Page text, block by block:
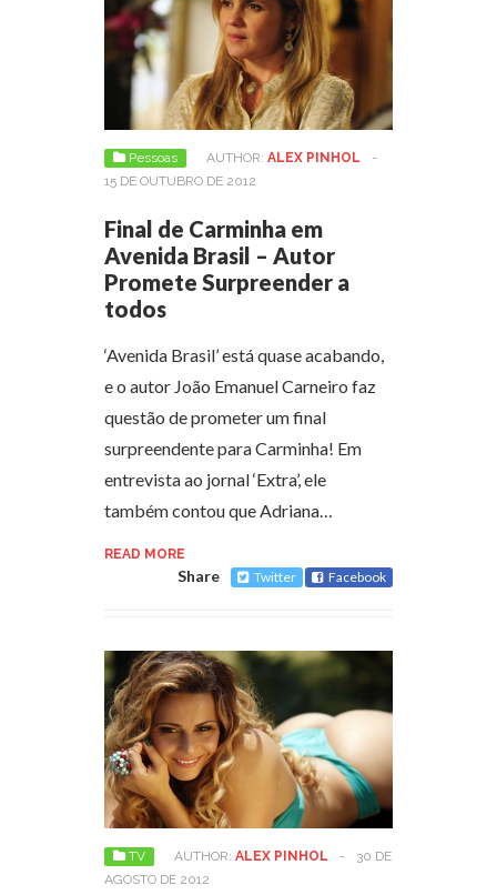
Pessoas AUTHOR: ALEX PINHOL
-
15 DE OUTUBRO DE 2012
Final de Carminha em
Avenida Brasil – Autor
Promete Surpreender a
todos
‘Avenida Brasil’ está quase acabando,
e o autor João Emanuel Carneiro faz
questão de prometer um final
surpreendente para Carminha! Em
entrevista ao jornal ‘Extra’, ele
também contou que Adriana…
READ MORE
Share Twitter Facebook
TV AUTHOR: ALEX PINHOL -
30 DE
AGOSTO DE 2012